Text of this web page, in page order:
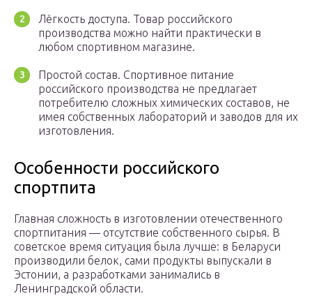
Лёгкость доступа. Товар российского
производства можно найти практически в
любом спортивном магазине.
Простой состав. Спортивное питание
российского производства не предлагает
потребителю сложных химических составов, не
имея собственных лабораторий и заводов для их
изготовления.
Особенности российского
спортпита
Главная сложность в изготовлении отечественного
спортпитания — отсутствие собственного сырья. В
советское время ситуация была лучше: в Беларуси
производили белок, сами продукты выпускали в
Эстонии, а разработками занимались в
Ленинградской области.